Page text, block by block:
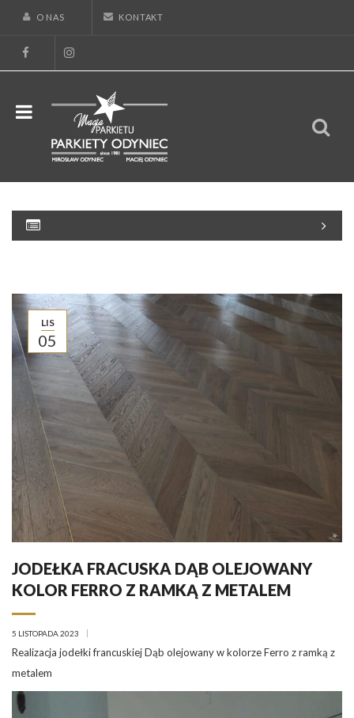
O NAS KONTAKT
LIS
05
JODEŁKA FRACUSKA DĄB OLEJOWANY
KOLOR FERRO Z RAMKĄ Z METALEM
5 LISTOPADA 2023
Realizacja jodełki francuskiej Dąb olejowany w kolorze Ferro z ramką z
metalem